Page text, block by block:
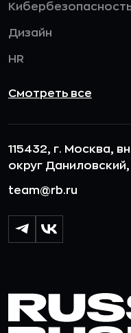
Дизайн
HR
Смотреть все
115432, г. Москва,
округ
team@rb.ru